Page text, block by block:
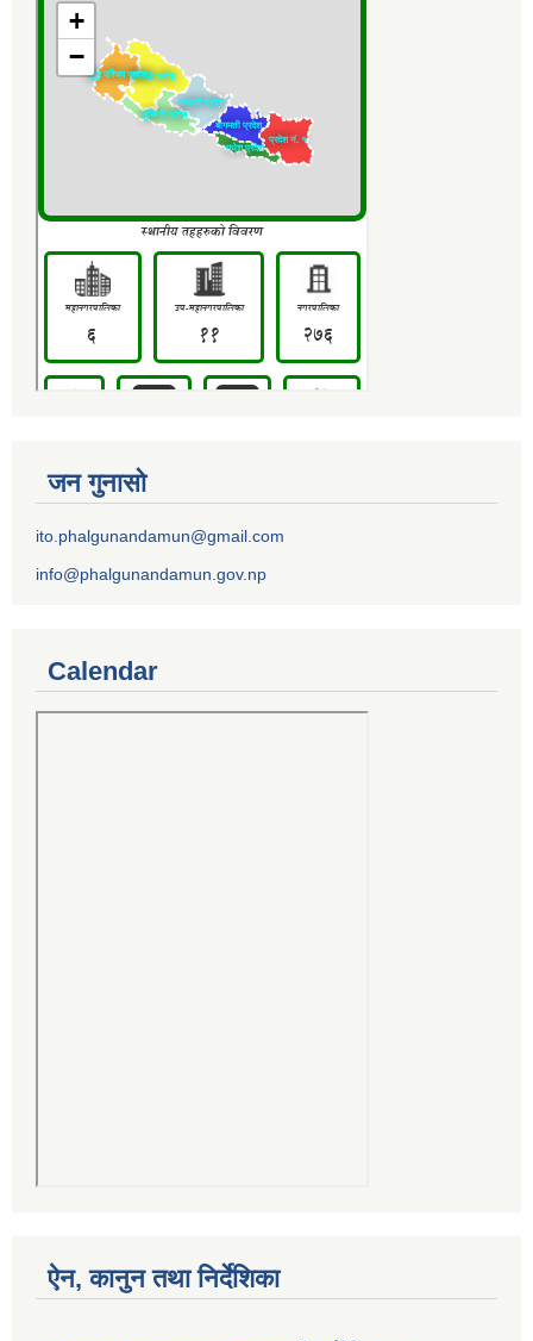
जन गुनासो
ito.phalgunandamun@gmail.com
info@phalgunandamun.gov.np
Calendar
ऐन, कानुन तथा निर्देशिका